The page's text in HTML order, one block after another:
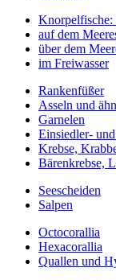
Knorpelfische:
auf dem
über dem
im Freiwasser
Rankenfüßer
Asseln und
Garnelen
Einsiedler-
Krebse,
Bärenkrebse,
Seescheiden
Salpen
Octocorallia
Hexacorallia
Quallen und